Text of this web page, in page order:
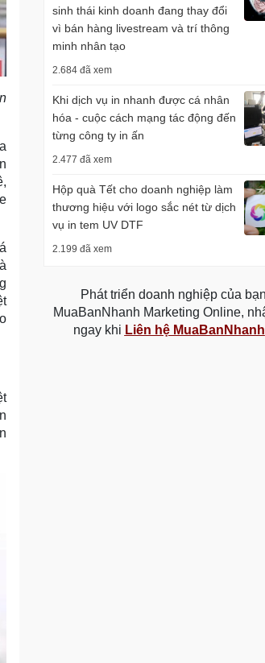
sinh thái kinh doanh đang thay đổi
vì bán hàng livestream và trí thông
minh nhân tạo
2.684 đã xem
Khi dịch vụ in nhanh được cá nhân
hóa - cuộc cách mạng tác động đến
từng công ty in ấn
2.477 đã xem
Hộp quà Tết cho doanh nghiệp làm
thương hiệu với logo sắc nét từ dịch
vụ in tem UV DTF
2.199 đã xem
Phát triển doanh nghiệp của
MuaBanNhanh Marketing Online,
ngay khi Liên hệ MuaBanNhanh